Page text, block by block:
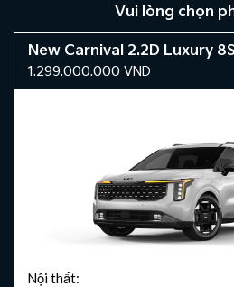
Vui lòng chọn
New Carnival 2.2D Luxury 8S​
1.299.000.000 VND
Nội thất: